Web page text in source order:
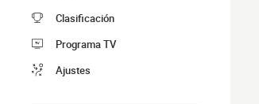
Clasificación
Programa TV
Ajustes